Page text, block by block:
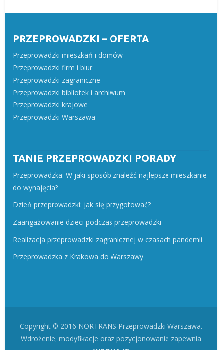
PRZEPROWADZKI – OFERTA
Przeprowadzki mieszkań i domów
Przeprowadzki firm i biur
Przeprowadzki zagraniczne
Przeprowadzki bibliotek i archiwum
Przeprowadzki krajowe
Przeprowadzki Warszawa
TANIE PRZEPROWADZKI PORADY
Przeprowadzka: W jaki sposób znaleźć najlepsze mieszkanie
do wynajęcia?
Dzień przeprowadzki: jak się przygotować?
Zaangażowanie dzieci podczas przeprowadzki
Realizacja przeprowadzki zagranicznej w czasach pandemii
Przeprowadzka z Krakowa do Warszawy
Copyright © 2016 NORTRANS Przeprowadzki Warszawa.
Wdrożenie, modyfikacje oraz pozycjonowanie zapewnia